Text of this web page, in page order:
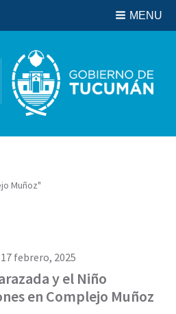
Biblioteca
MENU
Muñoz"
17 febrero, 2025
y el Niño
en Complejo Muñoz